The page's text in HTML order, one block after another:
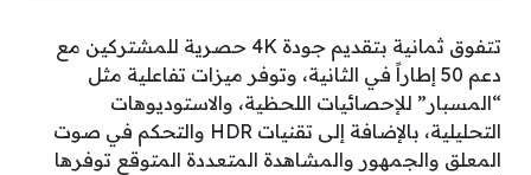
تتفوق ثمانية بتقديم جودة 4K حصرية للمشتركين مع
دعم 50 إطاراً في الثانية، وتوفر ميزات تفاعلية مثل
“المسبار” للإحصائيات اللحظية، والاستوديوهات
التحليلية، بالإضافة إلى تقنيات HDR والتحكم في صوت
المعلق والجمهور والمشاهدة المتعددة المتوقع توفرها